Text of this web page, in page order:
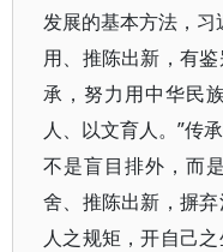
发展的基本方法，习
用、推陈出新，有
承，努力用中华民
人、以文育人。”传
不是盲目排外，而
舍、推陈出新，摒
人之规矩，开自己